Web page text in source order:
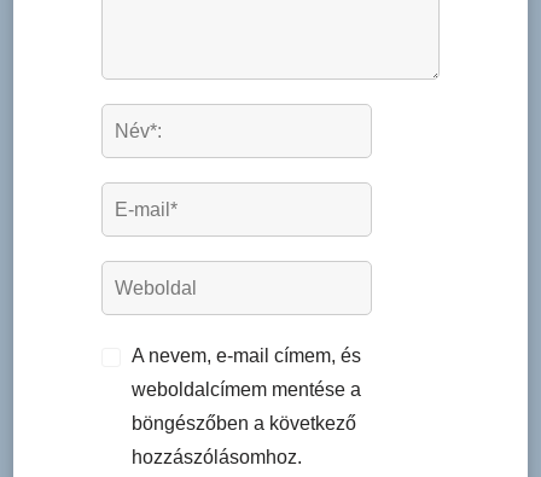
A nevem, e-mail címem, és
weboldalcímem mentése a
böngészőben a következő
hozzászólásomhoz.